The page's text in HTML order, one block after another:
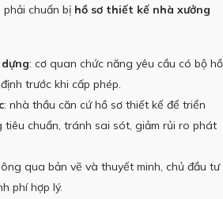
chuẩn bị hồ sơ thiết kế nhà xưởng
: cơ quan chức năng yêu cầu có bộ hồ
trước khi cấp phép.
: nhà thầu căn cứ hồ sơ thiết kế để triển
tiêu chuẩn, tránh sai sót, giảm rủi ro phát
qua bản vẽ và thuyết minh, chủ đầu tư
phí hợp lý.